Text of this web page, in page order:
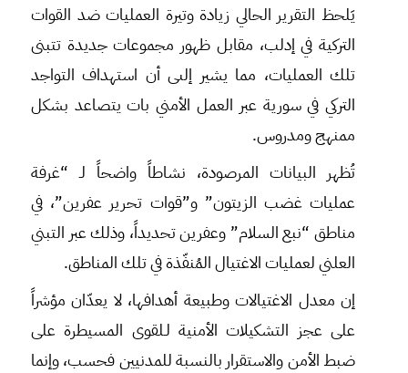
يَلحظ التقرير الحالي زيادة وتيرة العمليات ضد القوات
التركية في إدلب، مقابل ظهور مجموعات جديدة تتبنى
تلك العمليات، مما يشير إلىى أن استهداف التواجد
التركي في سورية عبر العمل الأمني بات يتصاعد بشكل
ممنهج ومدروس.
تُظهر البيانات المرصودة، نشاطاً واضحاً لـ “غرفة
عمليات غضب الزيتون” و”قوات تحرير عفرين”، في
مناطق “نبع السلام” وعفرين تحديداً، وذلك عبر التبني
العلني لعمليات الاغتيال المُنفّذة في تلك المناطق.
إن معدل الاغتيالات وطبيعة أهدافها، لا يعدّان مؤشراً
على عجز التشكيلات الأمنية لـلقوى المسيطرة على
ضبط الأمن والاستقرار بالنسبة للمدنيين فحسب، وإنما